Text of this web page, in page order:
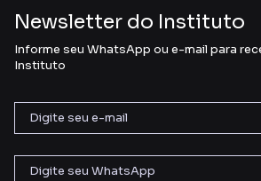
Newsletter do Instituto
Informe seu WhatsApp ou e-mail para
Instituto